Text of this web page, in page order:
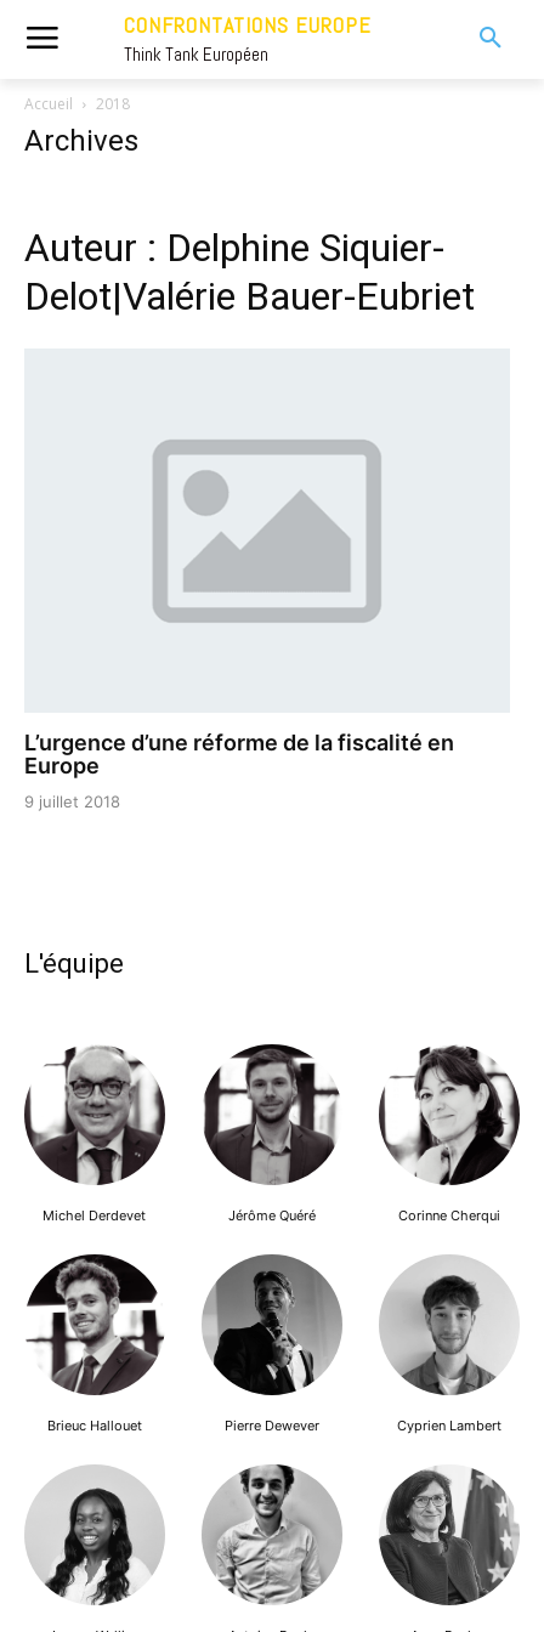
CONFRONTATIONS EUROPE
Think Tank Européen
Accueil 2018
Archives
Auteur : Delphine Siquier-
Delot|Valérie Bauer-Eubriet
L’urgence d’une réforme de la fiscalité en
Europe
9 juillet 2018
L'équipe
Michel Derdevet Jérôme Quéré Corinne Cherqui
Brieuc Hallouet Pierre Dewever Cyprien Lambert